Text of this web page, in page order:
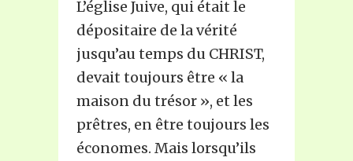
L’église Juive, qui était le
dépositaire de la vérité
jusqu’au temps du CHRIST,
devait toujours être « la
maison du trésor », et les
prêtres, en être toujours les
économes. Mais lorsqu’ils